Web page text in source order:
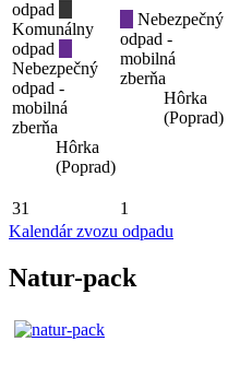
odpad
Komunálny
odpad
Nebezpečný
odpad -
mobilná
zberňa
Hôrka
(Poprad)
Nebezpečný
odpad -
mobilná
zberňa
Hôrka
(Poprad)
31 1
Kalendár zvozu odpadu
Natur-pack